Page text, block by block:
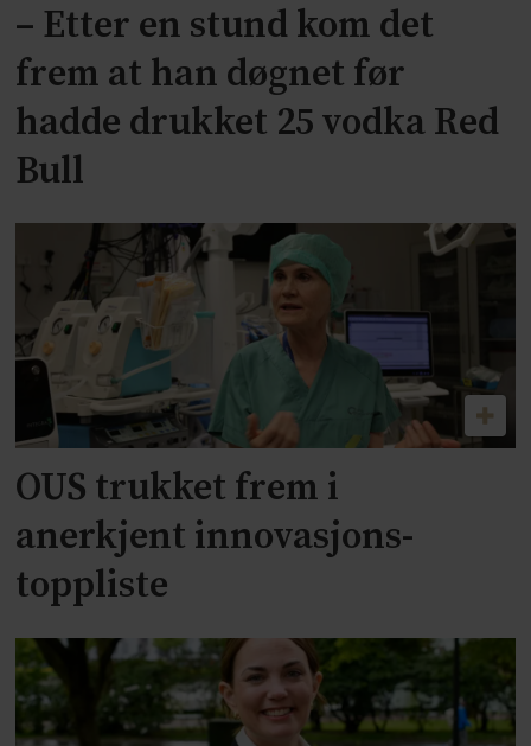
– Etter en stund kom det
frem at han døgnet før
hadde drukket 25 vodka Red
Bull
OUS trukket frem i
anerkjent innovasjons-
toppliste